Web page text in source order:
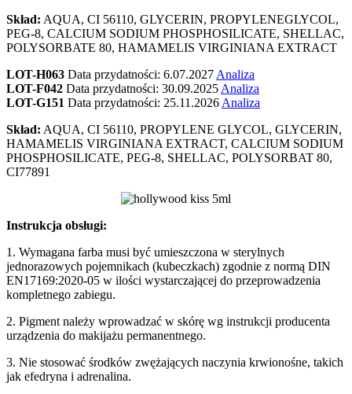
Skład: AQUA, CI 56110, GLYCERIN, PROPYLENEGLYCOL,
PEG-8, CALCIUM SODIUM PHOSPHOSILICATE, SHELLAC,
POLYSORBATE 80, HAMAMELIS VIRGINIANA EXTRACT
LOT-H063 Data przydatności: 6.07.2027 Analiza
LOT-F042 Data przydatności: 30.09.2025 Analiza
LOT-G151 Data przydatności: 25.11.2026 Analiza
Skład: AQUA, CI 56110, PROPYLENE GLYCOL, GLYCERIN,
HAMAMELIS VIRGINIANA EXTRACT, CALCIUM SODIUM
PHOSPHOSILICATE, PEG-8, SHELLAC, POLYSORBAT 80,
CI77891
Instrukcja obsługi:
1. Wymagana farba musi być umieszczona w sterylnych
jednorazowych pojemnikach (kubeczkach) zgodnie z normą DIN
EN17169:2020-05 w ilości wystarczającej do przeprowadzenia
kompletnego zabiegu.
2. Pigment należy wprowadzać w skórę wg instrukcji producenta
urządzenia do makijażu permanentnego.
3. Nie stosować środków zwężających naczynia krwionośne, takich
jak efedryna i adrenalina.